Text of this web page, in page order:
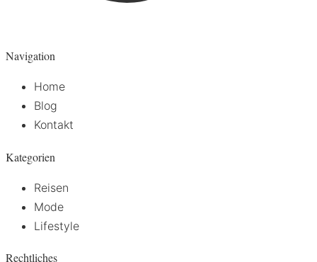
Navigation
Home
Blog
Kontakt
Kategorien
Reisen
Mode
Lifestyle
Rechtliches